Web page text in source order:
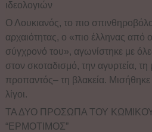
ιδεολογιών
Ο Λουκιανός, το πιο
αρχαιότητας, ο «πιο έλληνας από
σύγχρονό του», αγωνίστηκε με
στον σκοταδισμό, την αγυρτεία, τη
προπαντός– τη βλακεία.
λίγοι.
ΤΑ ΔΥΟ ΠΡΟΣΩΠΑ ΤΟΥ
“ΕΡΜΟΤΙΜΟΣ”